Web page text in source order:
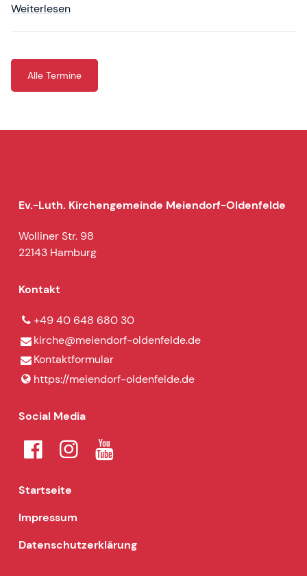
Weiterlesen
Alle Termine
Ev.-Luth. Kirchengemeinde Meiendorf-Oldenfelde
Wolliner Str. 98
22143 Hamburg
Kontakt
+49 40 648 680 30
kirche@​meiendorf-oldenfelde.​de
Kontaktformular
https://meiendorf-oldenfelde.​de
Social Media
Startseite
Impressum
Datenschutzerklärung